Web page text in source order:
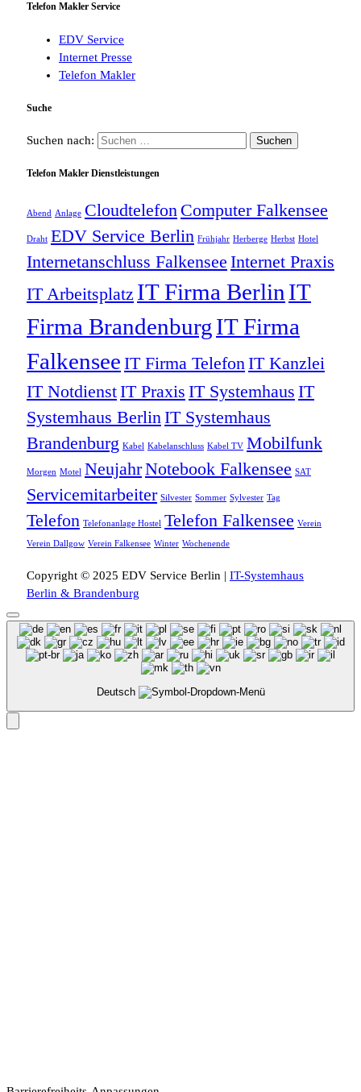
Telefon Makler Service
EDV Service
Internet Presse
Telefon Makler
Suche
Suchen nach:
Telefon Makler Dienstleistungen
Abend Anlage Cloudtelefon Computer Falkensee
Draht EDV Service Berlin Frühjahr Herberge Herbst Hotel
Internetanschluss Falkensee Internet Praxis
IT Arbeitsplatz IT Firma Berlin IT
Firma BrandenburgIT Firma
Falkensee IT Firma TelefonIT Kanzlei
IT NotdienstIT Praxis IT Systemhaus IT
Systemhaus BerlinIT Systemhaus
Brandenburg Kabel Kabelanschluss Kabel TV Mobilfunk
Morgen Motel NeujahrNotebook Falkensee SAT
Servicemitarbeiter Silvester Sommer Sylvester Tag
Telefon Telefonanlage Hostel Telefon Falkensee Verein
Verein Dallgow Verein Falkensee Winter Wochenende
Copyright © 2025 EDV Service Berlin | IT-Systemhaus
Berlin & Brandenburg
Deutsch